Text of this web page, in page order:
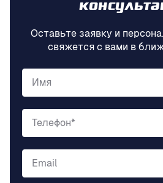
Оставьте заявку и
свяжется с вами в
Имя
Телефон*
Email